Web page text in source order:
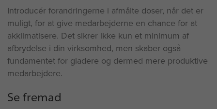
Introducér forandringerne i afmålte doser, når det er
muligt, for at give medarbejderne en chance for at
akklimatisere. Det sikrer ikke kun et minimum af
afbrydelse i din virksomhed, men skaber også
fundamentet for gladere og dermed mere produktive
medarbejdere.
Se fremad